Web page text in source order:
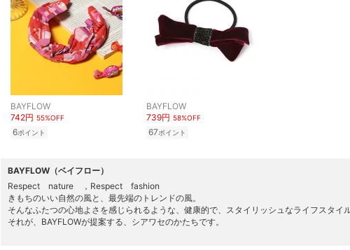
BAYFLOW
742円 55%OFF
6ポイント
BAYFLOW
739円 58%OFF
67ポイント
BAYFLOW（ベイフロー）
Respect nature ，Respect fashion
きもちのいい自然の風と、最先端のトレンドの風。
そんなふたつの心地よさを感じられるような、健康的で、スタイリッシュなライフスタイ
それが、BAYFLOWが提案する、シアワセのかたちです。